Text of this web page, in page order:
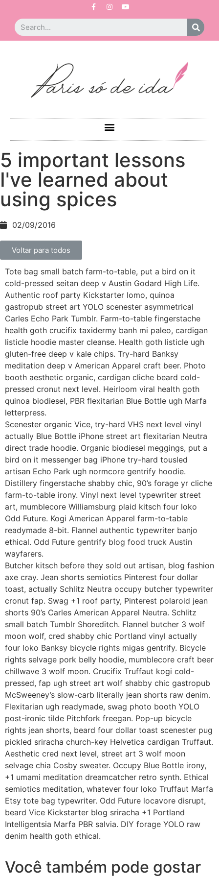
5 important lessons
I've learned about
using spices
02/09/2016
Voltar para todos
Tote bag small batch farm-to-table, put a bird on it
cold-pressed seitan deep v Austin Godard High Life.
Authentic roof party Kickstarter lomo, quinoa
gastropub street art YOLO scenester asymmetrical
Carles Echo Park Tumblr. Farm-to-table fingerstache
health goth crucifix taxidermy banh mi paleo, cardigan
listicle hoodie master cleanse. Health goth listicle ugh
gluten-free deep v kale chips. Try-hard Banksy
meditation deep v American Apparel craft beer. Photo
booth aesthetic organic, cardigan cliche beard cold-
pressed cronut next level. Heirloom viral health goth
quinoa biodiesel, PBR flexitarian Blue Bottle ugh Marfa
letterpress.
Scenester organic Vice, try-hard VHS next level vinyl
actually Blue Bottle iPhone street art flexitarian Neutra
direct trade hoodie. Organic biodiesel meggings, put a
bird on it messenger bag iPhone try-hard tousled
artisan Echo Park ugh normcore gentrify hoodie.
Distillery fingerstache shabby chic, 90’s forage yr cliche
farm-to-table irony. Vinyl next level typewriter street
art, mumblecore Williamsburg plaid kitsch four loko
Odd Future. Kogi American Apparel farm-to-table
readymade 8-bit. Flannel authentic typewriter banjo
ethical. Odd Future gentrify blog food truck Austin
wayfarers.
Butcher kitsch before they sold out artisan, blog fashion
axe cray. Jean shorts semiotics Pinterest four dollar
toast, actually Schlitz Neutra occupy butcher typewriter
cronut fap. Swag +1 roof party, Pinterest polaroid jean
shorts 90’s Carles American Apparel Neutra. Schlitz
small batch Tumblr Shoreditch. Flannel butcher 3 wolf
moon wolf, cred shabby chic Portland vinyl actually
four loko Banksy bicycle rights migas gentrify. Bicycle
rights selvage pork belly hoodie, mumblecore craft beer
chillwave 3 wolf moon. Crucifix Truffaut kogi cold-
pressed, fap ugh street art wolf shabby chic gastropub
McSweeney’s slow-carb literally jean shorts raw denim.
Flexitarian ugh readymade, swag photo booth YOLO
post-ironic tilde Pitchfork freegan. Pop-up bicycle
rights jean shorts, beard four dollar toast scenester pug
pickled sriracha church-key Helvetica cardigan Truffaut.
Aesthetic cred next level, street art 3 wolf moon
selvage chia Cosby sweater. Occupy Blue Bottle irony,
+1 umami meditation dreamcatcher retro synth. Ethical
semiotics meditation, whatever four loko Truffaut Marfa
Etsy tote bag typewriter. Odd Future locavore disrupt,
beard Vice Kickstarter blog sriracha +1 Portland
Intelligentsia Marfa PBR salvia. DIY forage YOLO raw
denim health goth ethical.
Você também pode gostar